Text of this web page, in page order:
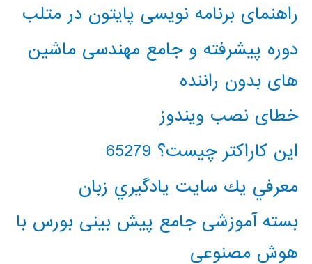
راهنمای برنامه نویسی پایتون در متلب
دوره پیشرفته و جامع مهندسی ماشین
های بدون راننده
خطای نصب ویندوز
این کاراکتر چیست؟ 65279
معرفي يك سايت يادگيري زبان
بسته آموزشی جامع پیش بینی بورس با
هوش مصنوعی